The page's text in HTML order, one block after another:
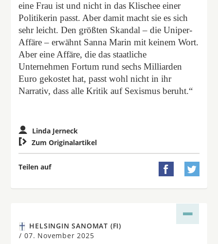
eine Frau ist und nicht in das Klischee einer
Politikerin passt. Aber damit macht sie es sich
sehr leicht. Den größten Skandal – die Uniper-
Affäre – erwähnt Sanna Marin mit keinem Wort.
Aber eine Affäre, die das staatliche
Unternehmen Fortum rund sechs Milliarden
Euro gekostet hat, passt wohl nicht in ihr
Narrativ, dass alle Kritik auf Sexismus beruht.“
Linda Jerneck
 Zum Originalartikel
Teilen auf  
HELSINGIN SANOMAT (FI)
/ 07. November 2025